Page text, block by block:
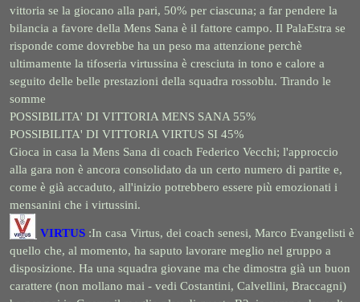
vittoria se la giocano alla pari, 50% per ciascuna; a far pendere la
bilancia a favore della Mens Sana è il fattore campo. Il PalaEstra se
risponde come dovrebbe ha un peso ma attenzione perchè
ultimamente la tifoseria virtussina è cresciuta in tono e calore a
seguito delle belle prestazioni della squadra rossoblu. Tirando le
somme
POSSIBILITA' DI VITTORIA MENS SANA 55%
POSSIBILITA' DI VITTORIA VIRTUS SI 45%
Gioca in casa la Mens Sana di coach Federico Vecchi; l'approccio
alla gara non è ancora consolidato da un certo numero di partite e,
come è già accaduto, all'inizio potrebbero essere più emozionati i
mensanini che i virtussini.
VIRTUS :In casa Virtus, dei coach senesi, Marco Evangelisti è
quello che, al momento, ha saputo lavorare meglio nel gruppo a
disposizione. Ha una squadra giovane ma che dimostra già un buon
carattere (non mollano mai - vedi Costantini, Calvellini, Braccagni)